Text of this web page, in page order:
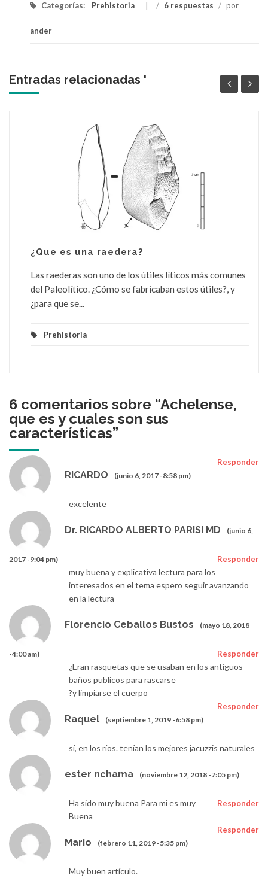
Categorías: Prehistoria / 6 respuestas / por
ander
Entradas relacionadas '
¿Que es una raedera?
Las raederas son uno de los útiles líticos más comunes
del Paleolítico. ¿Cómo se fabricaban estos útiles?, y
¿para que se...
Prehistoria
6 comentarios sobre “Achelense,
que es y cuales son sus
características”
RICARDO (junio 6, 2017 -8:58 pm)
Responder
excelente
Dr. RICARDO ALBERTO PARISI MD (junio 6,
2017 -9:04 pm) Responder
muy buena y explicativa lectura para los
interesados en el tema espero seguir avanzando
en la lectura
Florencio Ceballos Bustos (mayo 18, 2018
-4:00 am) Responder
¿Eran rasquetas que se usaban en los antiguos
baños publicos para rascarse
?y limpiarse el cuerpo
Raquel (septiembre 1, 2019 -6:58 pm)
Responder
sí, en los ríos. tenían los mejores jacuzzis naturales
ester nchama (noviembre 12, 2018 -7:05 pm)
Responder
Ha sido muy buena Para mi es muy
Buena
Mario (febrero 11, 2019 -5:35 pm)
Responder
Muy buen artículo.